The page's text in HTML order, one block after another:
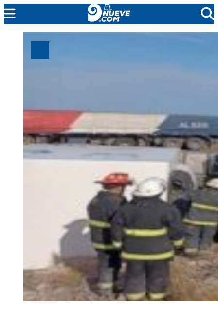
CADA DÍA
EL NUEVE STREAMS
PROGRAMACIÓN
EN VIVO